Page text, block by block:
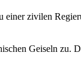
zivilen
Geiseln zu.